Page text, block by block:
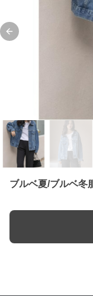
Previous slide
ブルベ夏/ブルベ冬